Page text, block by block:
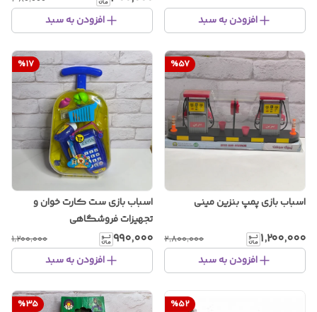
افزودن به سبد افزودن به سبد
%57
اسباب بازی پمپ بنزین مینی
۱٬۲۰۰٬۰۰۰ ۲٬۸۰۰٬۰۰۰
افزودن به سبد
%17
اسباب بازی ست کارت خوان و
تجهیزات فروشگاهی
۹۹۰٬۰۰۰ ۱٬۲۰۰٬۰۰۰
افزودن به سبد
%52
%35